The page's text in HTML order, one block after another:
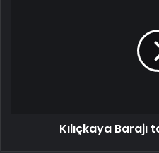
Kılıçkaya Barajı